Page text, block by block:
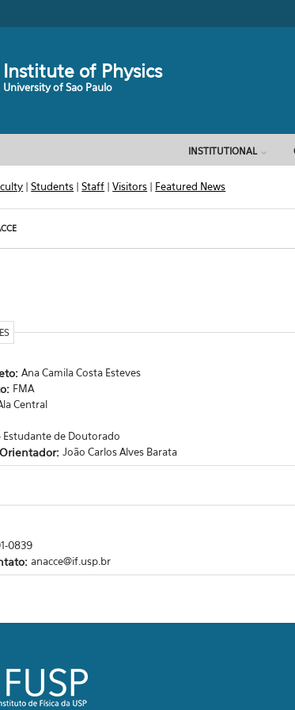
Institute of Physics
University of Sao Paulo
INSTITUTIONAL
|Students |Staff |Visitors | Featured News
Ana Camila Costa Esteves
FMA
Central
Estudante de Doutorado
João Carlos Alves Barata
0839
anacce@if.usp.br